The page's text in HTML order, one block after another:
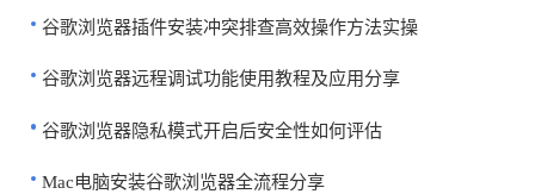
谷歌浏览器插件安装冲突排查高效操作方法实操
谷歌浏览器远程调试功能使用教程及应用分享
谷歌浏览器隐私模式开启后安全性如何评估
Mac电脑安装谷歌浏览器全流程分享